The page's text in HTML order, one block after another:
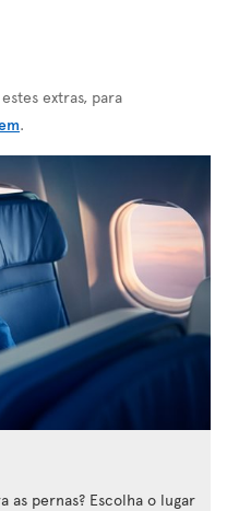
extras, para
.
as pernas? Escolha o lugar